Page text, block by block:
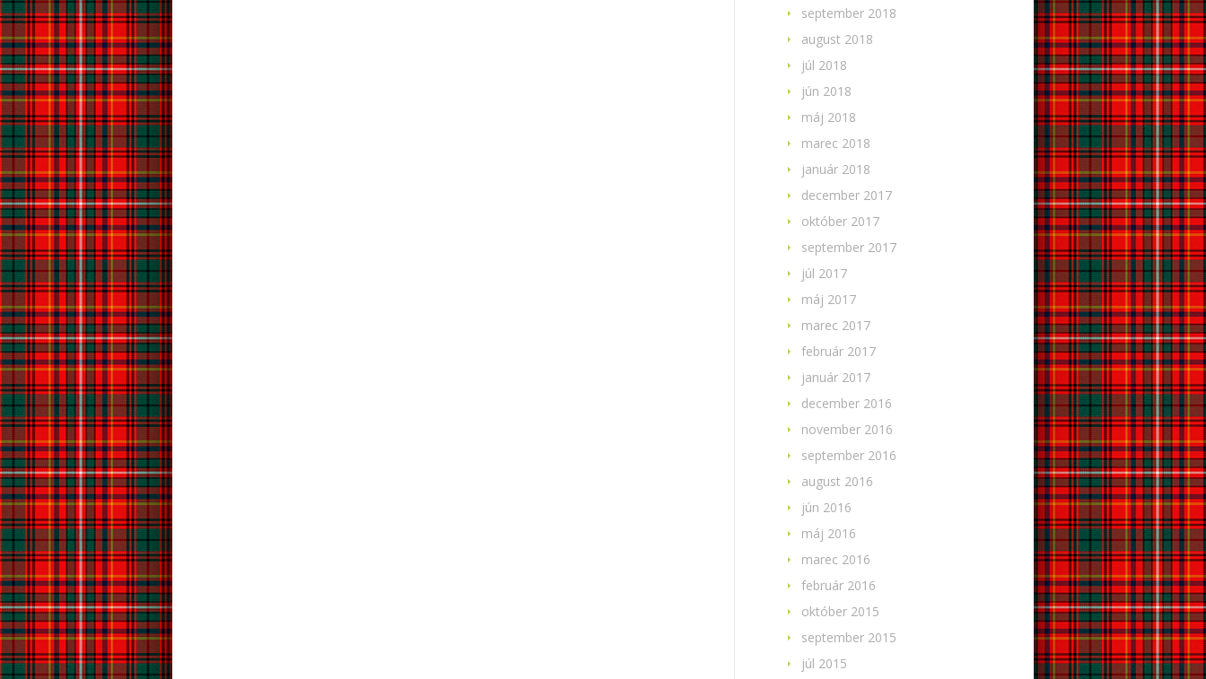
september 2018
august 2018
júl 2018
jún 2018
máj 2018
marec 2018
január 2018
december 2017
október 2017
september 2017
júl 2017
máj 2017
marec 2017
február 2017
január 2017
december 2016
november 2016
september 2016
august 2016
jún 2016
máj 2016
marec 2016
február 2016
október 2015
september 2015
júl 2015